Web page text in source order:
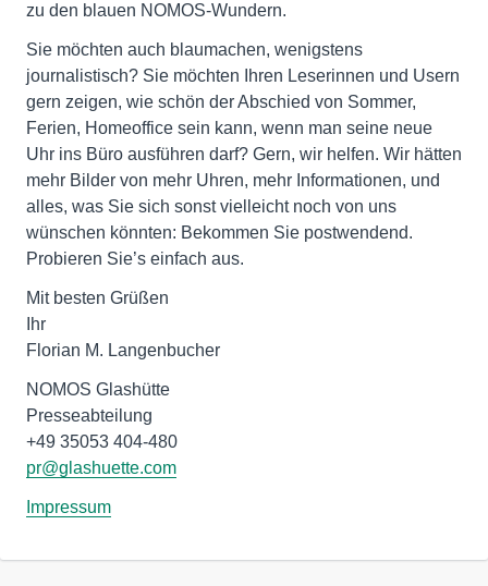
zu den blauen NOMOS-Wundern.
Sie möchten auch blaumachen, wenigstens
journalistisch? Sie möchten Ihren Leserinnen und Usern
gern zeigen, wie schön der Abschied von Sommer,
Ferien, Homeoffice sein kann, wenn man seine neue
Uhr ins Büro ausführen darf? Gern, wir helfen. Wir hätten
mehr Bilder von mehr Uhren, mehr Informationen, und
alles, was Sie sich sonst vielleicht noch von uns
wünschen könnten: Bekommen Sie postwendend.
Probieren Sie’s einfach aus.
Mit besten Grüßen
Ihr
Florian M. Langenbucher
NOMOS Glashütte
Presseabteilung
pr@glashuette.com
Impressum